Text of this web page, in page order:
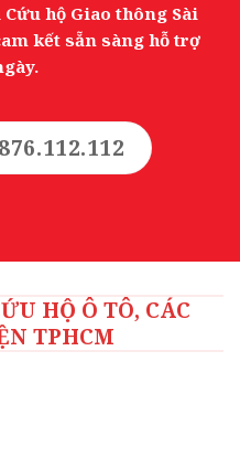
hộ Giao thông Sài
kết sẵn sàng hỗ trợ
HỘ Ô TÔ, CÁC
TPHCM